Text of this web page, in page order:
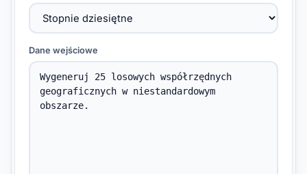
Dane wejściowe